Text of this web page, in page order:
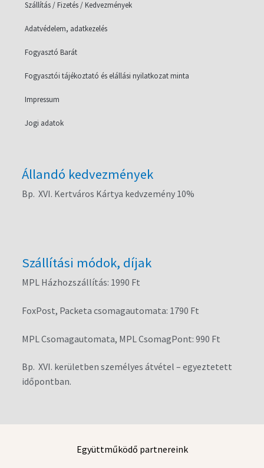
Szállítás / Fizetés / Kedvezmények
Adatvédelem, adatkezelés
Fogyasztó Barát
Fogyasztói tájékoztató és elállási nyilatkozat minta
Impressum
Jogi adatok
Állandó kedvezmények
Bp. XVI. Kertváros Kártya kedvzemény 10%
Szállítási módok, díjak
MPL Házhozszállítás: 1990 Ft
FoxPost, Packeta csomagautomata: 1790 Ft
MPL Csomagautomata, MPL CsomagPont: 990 Ft
Bp. XVI. kerületben személyes átvétel – egyeztetett
időpontban.
Együttműködő partnereink